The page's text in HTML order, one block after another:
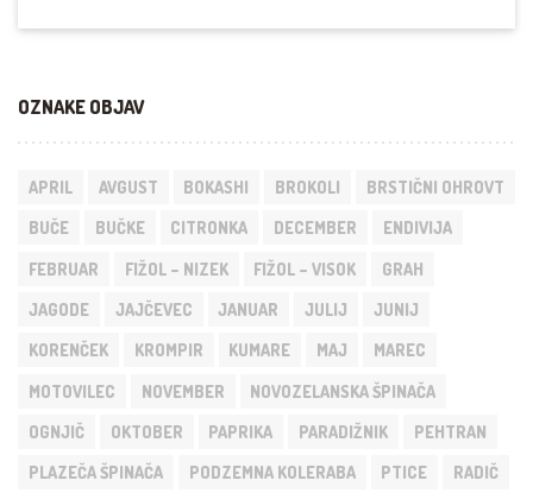
OZNAKE OBJAV
APRIL AVGUST BOKASHI BROKOLI BRSTIČNI OHROVT
BUČE BUČKE CITRONKA DECEMBER ENDIVIJA
FEBRUAR FIŽOL – NIZEK FIŽOL – VISOK GRAH
JAGODE JAJČEVEC JANUAR JULIJ JUNIJ
KORENČEK KROMPIR KUMARE MAJ MAREC
MOTOVILEC NOVEMBER NOVOZELANSKA ŠPINAČA
OGNJIČ OKTOBER PAPRIKA PARADIŽNIK PEHTRAN
PLAZEČA ŠPINAČA PODZEMNA KOLERABA PTICE RADIČ